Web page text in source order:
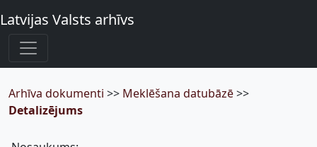
Latvijas Valsts arhīvs
Arhīva dokumenti >> Meklēšana datubāzē>>
Detalizējums